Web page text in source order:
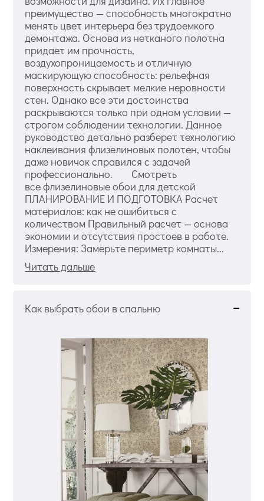
преимущество — способность многократно
менять цвет интерьера без трудоемкого
демонтажа. Основа из нетканого полотна
придает им прочность,
воздухопроницаемость и отличную
маскирующую способность: рельефная
поверхность скрывает мелкие неровности
стен. Однако все эти достоинства
раскрываются только при одном условии —
строгом соблюдении технологии. Данное
руководство детально разберет технологию
наклеивания флизелиновых полотен, чтобы
даже новичок справился с задачей
профессионально. Смотреть
все флизелиновые обои для детской
ПЛАНИРОВАНИЕ И ПОДГОТОВКА Расчет
материалов: как не ошибиться с
количеством Правильный расчет — основа
экономии и отсутствия простоев в работе.
Измерения: Замерьте периметр комнаты...
Читать дальше
Как выбрать обои в спальню